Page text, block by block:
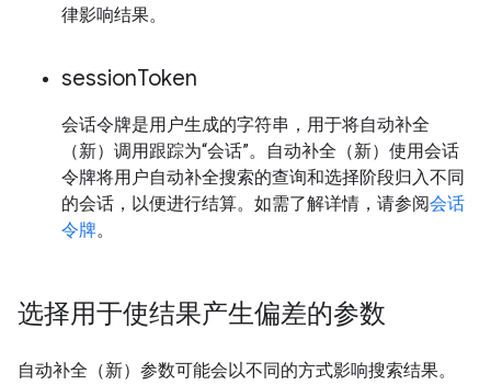
律影响结果。
sessionToken
会话令牌是用户生成的字符串，用于将自动补全
（新）调用跟踪为“会话”。自动补全（新）使用会话
令牌将用户自动补全搜索的查询和选择阶段归入不同
的会话，以便进行结算。如需了解详情，请参阅会话
令牌。
选择用于使结果产生偏差的参数
自动补全（新）参数可能会以不同的方式影响搜索结果。